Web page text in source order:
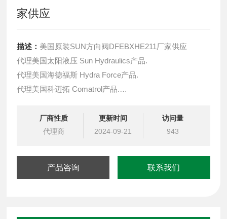
家供应
描述： 美国原装SUN方向阀DFEBXHE211厂家供应
代理美国太阳液压 Sun Hydraulics产品.
代理美国海德福斯 Hydra Force产品.
代理美国科迈拓 Comatrol产品.
提供油路系统设计,油路块设计,阀块设计与选型
液压油缸，经销力士乐、派克、中国台湾北部等液压元件
厂商性质
代理商
更新时间
2024-09-21
访问量
943
产品咨询 联系我们